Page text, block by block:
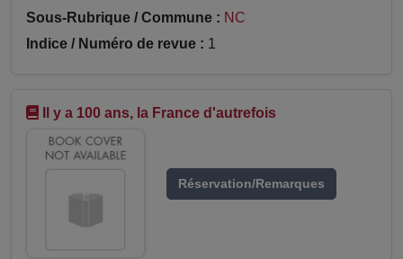
Sous-Rubrique / Commune : NC
Indice / Numéro de revue : 1
Il y a 100 ans, la France d'autrefois
Réservation/Remarques